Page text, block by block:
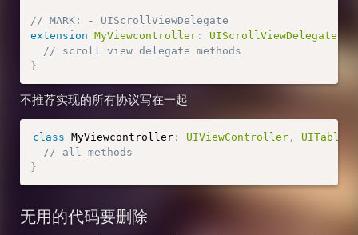
// MARK: - UIScrollViewDelegate
extension MyViewcontroller : UIScrollViewDelegate
// scroll view delegate methods
}
不推荐实现的所有协议写在一起
class MyViewcontroller : UIViewController ,
// all methods
}
无用的代码要删除